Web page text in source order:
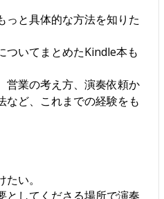
っと具体的な方法を知りた
ついてまとめたKindle本も
営業の考え方、演奏依頼か
など、これまでの経験をも
い。
としてくださる場所で演奏